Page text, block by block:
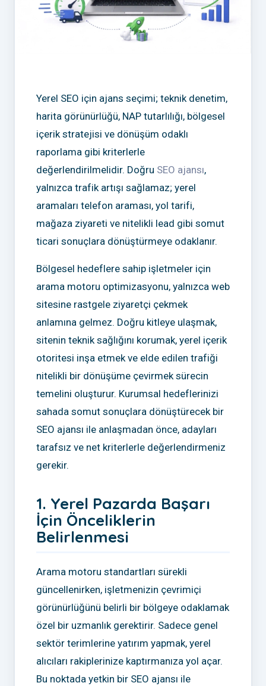
Yerel SEO için ajans seçimi; teknik denetim,
harita görünürlüğü, NAP tutarlılığı, bölgesel
içerik stratejisi ve dönüşüm odaklı
raporlama gibi kriterlerle
değerlendirilmelidir. Doğru SEO ajansı,
yalnızca trafik artışı sağlamaz; yerel
aramaları telefon araması, yol tarifi,
mağaza ziyareti ve nitelikli lead gibi somut
ticari sonuçlara dönüştürmeye odaklanır.
Bölgesel hedeflere sahip işletmeler için
arama motoru optimizasyonu, yalnızca web
sitesine rastgele ziyaretçi çekmek
anlamına gelmez. Doğru kitleye ulaşmak,
sitenin teknik sağlığını korumak, yerel içerik
otoritesi inşa etmek ve elde edilen trafiği
nitelikli bir dönüşüme çevirmek sürecin
temelini oluşturur. Kurumsal hedeflerinizi
sahada somut sonuçlara dönüştürecek bir
SEO ajansı ile anlaşmadan önce, adayları
tarafsız ve net kriterlerle değerlendirmeniz
gerekir.
1. Yerel Pazarda Başarı
İçin Önceliklerin
Belirlenmesi
Arama motoru standartları sürekli
güncellenirken, işletmenizin çevrimiçi
görünürlüğünü belirli bir bölgeye odaklamak
özel bir uzmanlık gerektirir. Sadece genel
sektör terimlerine yatırım yapmak, yerel
alıcıları rakiplerinize kaptırmanıza yol açar.
Bu noktada yetkin bir SEO ajansı ile